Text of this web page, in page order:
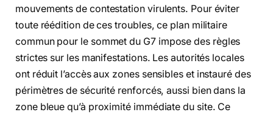
mouvements de contestation virulents. Pour éviter
toute réédition de ces troubles, ce plan militaire
commun pour le sommet du G7 impose des règles
strictes sur les manifestations. Les autorités locales
ont réduit l’accès aux zones sensibles et instauré des
périmètres de sécurité renforcés, aussi bien dans la
zone bleue qu’à proximité immédiate du site. Ce